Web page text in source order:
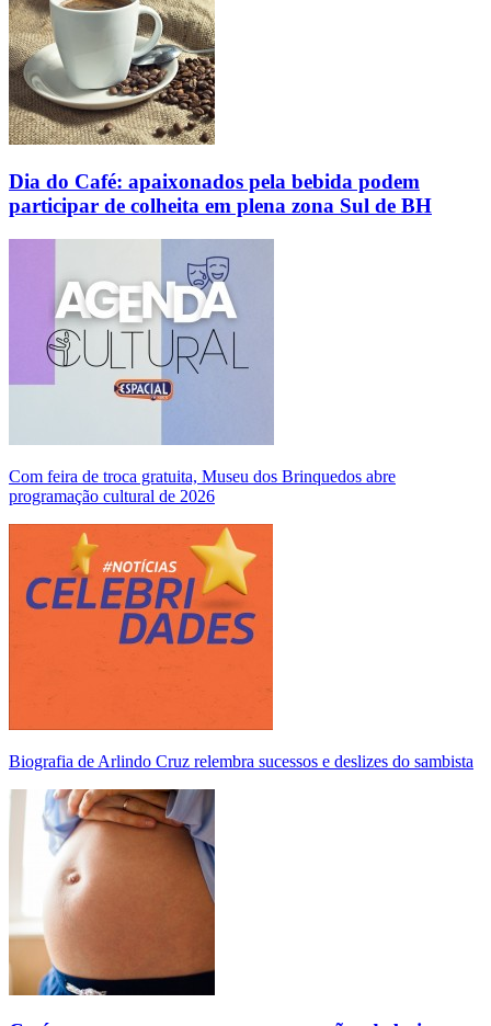
Dia do Café: apaixonados pela bebida podem
participar de colheita em plena zona Sul de BH
Com feira de troca gratuita, Museu dos Brinquedos abre
programação cultural de 2026
Biografia de Arlindo Cruz relembra sucessos e deslizes do sambista